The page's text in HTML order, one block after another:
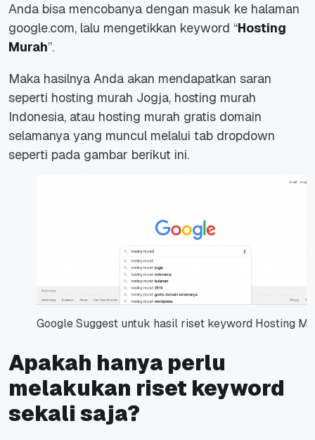
Anda bisa mencobanya dengan masuk ke halaman
google.com, lalu mengetikkan keyword “Hosting
Murah”.
Maka hasilnya Anda akan mendapatkan saran
seperti hosting murah Jogja, hosting murah
Indonesia, atau hosting murah gratis domain
selamanya yang muncul melalui tab dropdown
seperti pada gambar berikut ini.
Google Suggest untuk hasil riset keyword Hosting
Apakah hanya perlu
melakukan riset keyword
sekali saja?